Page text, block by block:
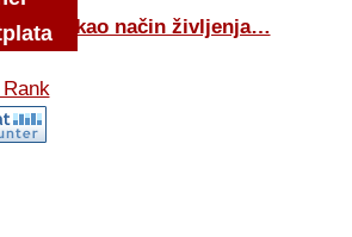
kao način življenja…